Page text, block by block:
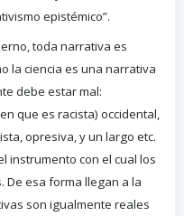
epistémico”.
toda narrativa es
la ciencia es una narrativa
debe estar mal:
que es racista) occidental,
opresiva, y un largo etc.
instrumento con el cual los
De esa forma llegan a la
son igualmente reales